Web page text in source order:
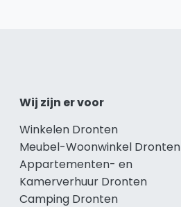
Wij zijn er voor
Winkelen Dronten
Meubel-Woonwinkel Dronten
Appartementen- en
Kamerverhuur Dronten
Camping Dronten